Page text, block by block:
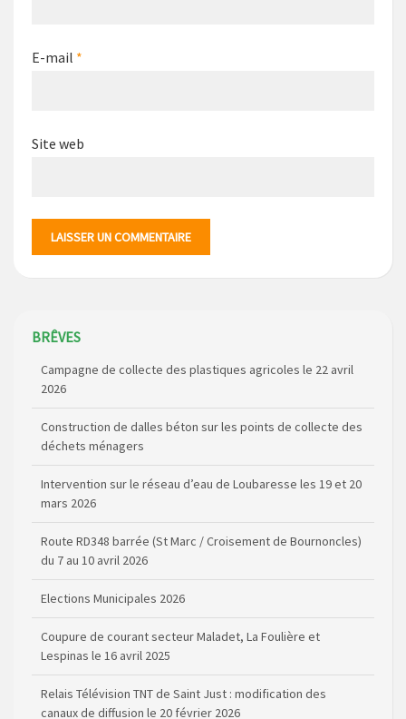
E-mail *
Site web
BRÊVES
Campagne de collecte des plastiques agricoles le 22 avril
Construction de dalles béton sur les points de collecte des
déchets ménagers
Intervention sur le réseau d’eau de Loubaresse les 19 et 20
mars 2026
Route RD348 barrée (St Marc / Croisement de Bournoncles)
du 7 au 10 avril 2026
Elections Municipales 2026
Coupure de courant secteur Maladet, La Foulière et
Lespinas le 16 avril 2025
Relais Télévision TNT de Saint Just : modification des
canaux de diffusion le 20 février 2026
Arrêté de circulation RD13 et RD909 (dépôt de matériel sur